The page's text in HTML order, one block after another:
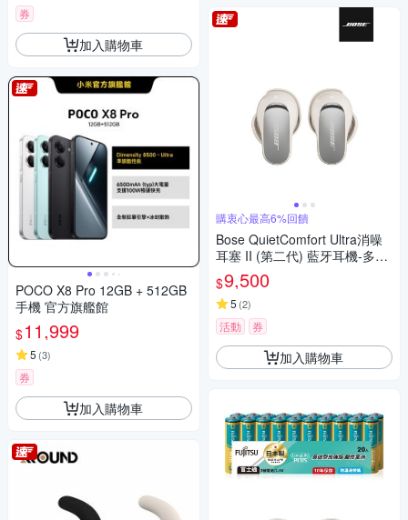
券
加入購物車
POCO X8 Pro 12GB + 512GB
手機 官方旗艦館
$11,999
5 (3)
券
加入購物車
購衷心最高6%回饋
Bose QuietComfort Ultra消噪
耳塞 II (第二代) 藍牙耳機-多色
選
$9,500
5 (2)
活動 券
加入購物車